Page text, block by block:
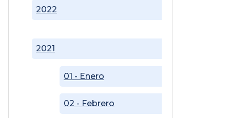
2021
01 - Enero
02 - Febrero
2022